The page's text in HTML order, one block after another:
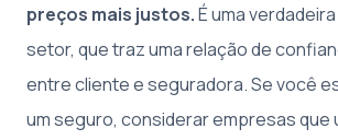
preços mais justos.É uma
setor, que traz uma relação de
entre cliente e seguradora. Se você
um seguro, considerar empresas que